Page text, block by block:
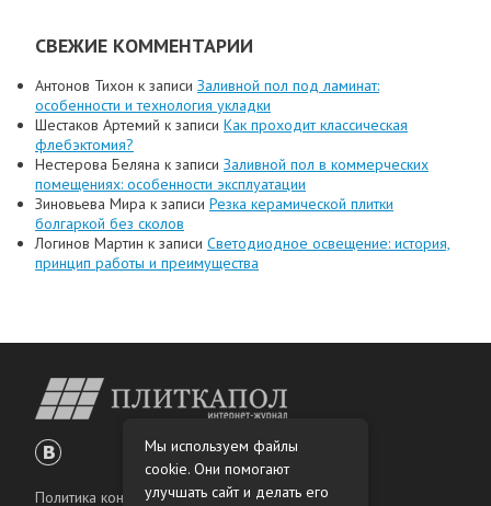
СВЕЖИЕ КОММЕНТАРИИ
Антонов Тихон к записи Заливной пол под ламинат:
особенности и технология укладки
Шестаков Артемий к записи Как проходит классическая
флебэктомия?
Нестерова Беляна к записи Заливной пол в коммерческих
помещениях: особенности эксплуатации
Зиновьева Мира к записи Резка керамической плитки
болгаркой без сколов
Логинов Мартин к записи Светодиодное освещение: история,
принцип работы и преимущества
Политика конфиденциальности
Мы используем файлы
cookie. Они помогают
улучшать сайт и делать его